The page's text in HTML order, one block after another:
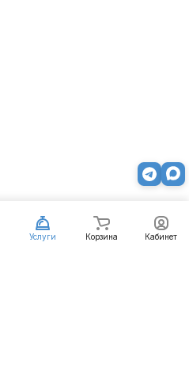
Услуги Корзина Кабинет